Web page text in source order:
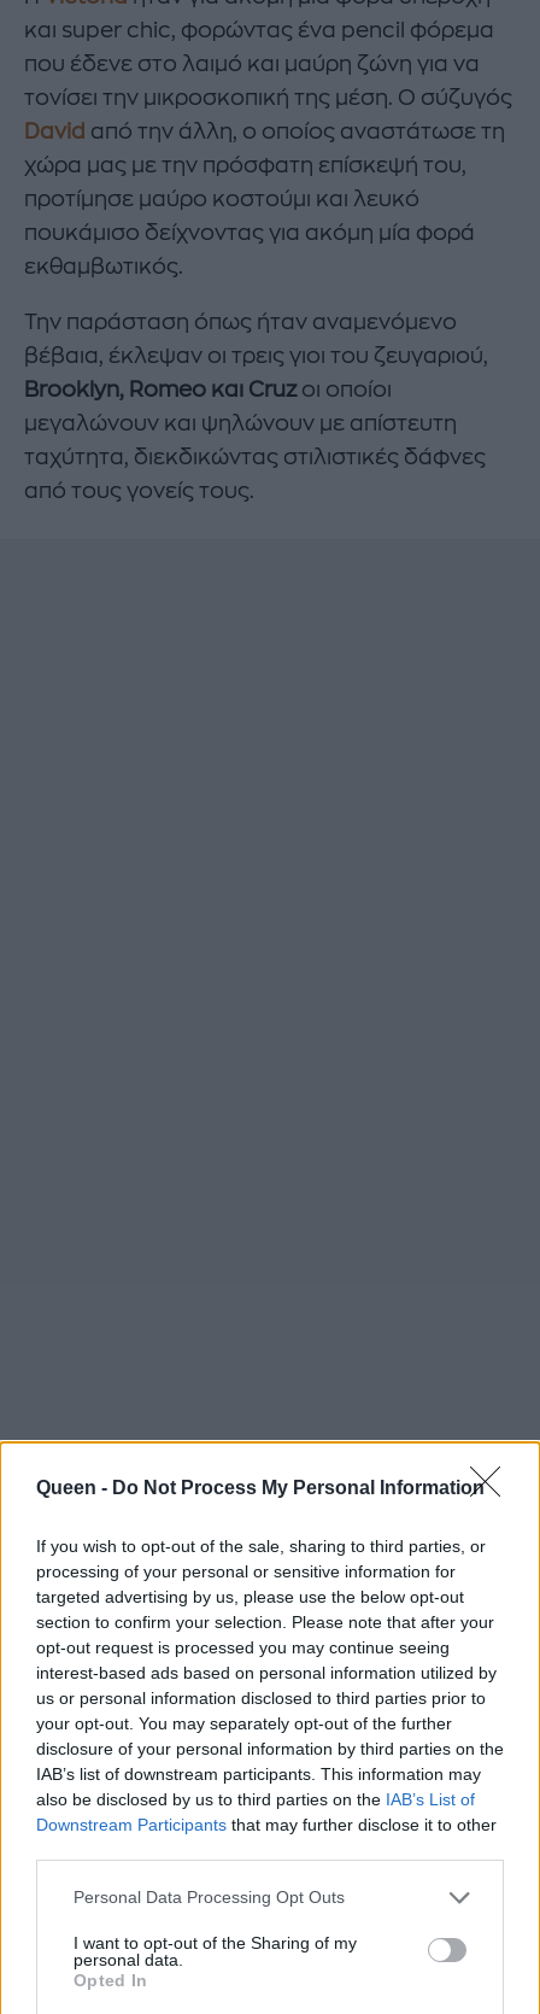
Queen - Do Not Process My Personal Information
If you wish to opt-out of the sale, sharing to third parties, or
processing of your personal or sensitive information for
targeted advertising by us, please use the below opt-out
section to confirm your selection. Please note that after your
opt-out request is processed you may continue seeing
interest-based ads based on personal information utilized by
us or personal information disclosed to third parties prior to
your opt-out. You may separately opt-out of the further
disclosure of your personal information by third parties on the
IAB’s list of downstream participants. This information may
also be disclosed by us to third parties on the IAB’s List of
Downstream Participants that may further disclose it to other
Personal Data Processing Opt Outs
I want to opt-out of the Sharing of my
personal data.
Opted In
και super chic, φορώντας ένα pencil φόρεμα
που έδενε στο λαιμό και μαύρη ζώνη για να
τονίσει την μικροσκοπική της μέση. Ο σύζυγός
David από την άλλη, ο οποίος αναστάτωσε τη
χώρα μας με την πρόσφατη επίσκεψή του,
προτίμησε μαύρο κοστούμι και λευκό
πουκάμισο δείχνοντας για ακόμη μία φορά
εκθαμβωτικός.
Την παράσταση όπως ήταν αναμενόμενο
βέβαια, έκλεψαν οι τρεις γιοι του ζευγαριού,
Brooklyn, Romeo και Cruzοι οποίοι
μεγαλώνουν και ψηλώνουν με απίστευτη
ταχύτητα, διεκδικώντας στιλιστικές δάφνες
από τους γονείς τους.
λευκό πουκάμισο, μαύρο παντελόνι και
γραβάτα, ο δεύτεροςRomeo με σκούρο μπλε
πουλόβερ και γκρι παντελόνι ενώ ο
μικρότεροςCruzμε γκρι γιλέκο και μαύρο
παντελόνι. Η βενιαμίν της οικογένειας και
απόλυτοfashion icon, Harper Seven,έλαμψε
διά της απουσίας της , καθώς μάλλον έμεινε
σπίτι με τις νταντάδες της.
αγκαλιά με τον κολλητό του David.